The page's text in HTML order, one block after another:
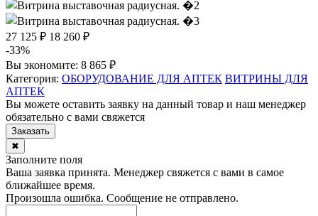
27 125 ₽ 18 260 ₽
-33%
Вы экономите: 8 865 ₽
Категория: ОБОРУДОВАНИЕ ДЛЯ АПТЕК ВИТРИНЫ ДЛЯ
АПТЕК
Вы можете оставить заявку на данный товар и наш менеджер
обязательно с вами свяжется
Заказать
✖
Заполните поля
Ваша заявка принята. Менеджер свяжется с вами в самое
ближайшее время.
Произошла ошибка. Сообщение не отправлено.